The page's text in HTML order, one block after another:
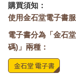
購買須知：
使用金石堂電子書
電子書分為「金石
碼)」兩種：